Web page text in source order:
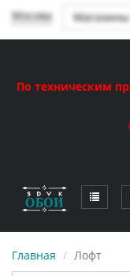
Москва
По техническим
Главная
Лофт